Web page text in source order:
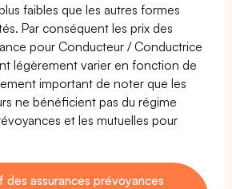
faibles que les autres formes
Par conséquent les prix des
pour Conducteur / Conductrice
légèrement varier en fonction de
important de noter que les
ne bénéficient pas du régime
et les mutuelles pour
des assurances prévoyances